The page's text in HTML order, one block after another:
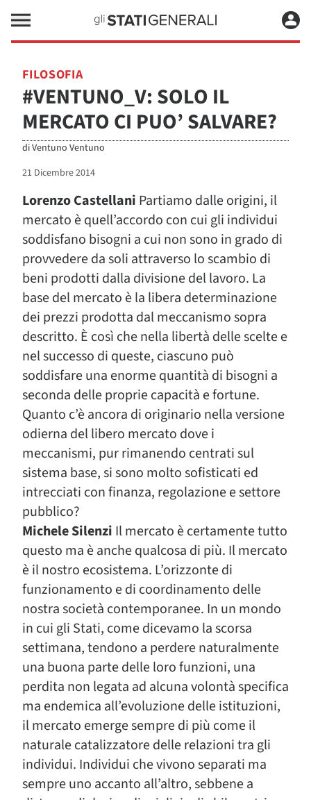
FILOSOFIA
#VENTUNO_V: SOLO IL
MERCATO CI PUO’ SALVARE?
diVentuno Ventuno
21 Dicembre 2014
Lorenzo Castellani Partiamo dalle origini, il
mercato è quell’accordo con cui gli individui
soddisfano bisogni a cui non sono in grado di
provvedere da soli attraverso lo scambio di
beni prodotti dalla divisione del lavoro. La
base del mercato è la libera determinazione
dei prezzi prodotta dal meccanismo sopra
descritto. È così che nella libertà delle scelte e
nel successo di queste, ciascuno può
soddisfare una enorme quantità di bisogni a
seconda delle proprie capacità e fortune.
Quanto c’è ancora di originario nella versione
odierna del libero mercato dove i
meccanismi, pur rimanendo centrati sul
sistema base, si sono molto sofisticati ed
intrecciati con finanza, regolazione e settore
pubblico?
Michele Silenzi Il mercato è certamente tutto
questo ma è anche qualcosa di più. Il mercato
è il nostro ecosistema. L’orizzonte di
funzionamento e di coordinamento delle
nostra società contemporanee. In un mondo
in cui gli Stati, come dicevamo la scorsa
settimana, tendono a perdere naturalmente
una buona parte delle loro funzioni, una
perdita non legata ad alcuna volontà specifica
ma endemica all’evoluzione delle istituzioni,
il mercato emerge sempre di più come il
naturale catalizzatore delle relazioni tra gli
individui. Individui che vivono separati ma
sempre uno accanto all’altro, sebbene a